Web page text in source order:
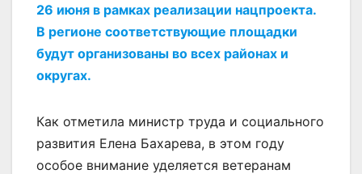
26 июня в рамках реализации нацпроекта.
В регионе соответствующие площадки
будут организованы во всех районах и
округах.
Как отметила министр труда и социального
развития Елена Бахарева, в этом году
особое внимание уделяется ветеранам